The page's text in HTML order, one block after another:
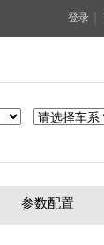
登录
参数配置